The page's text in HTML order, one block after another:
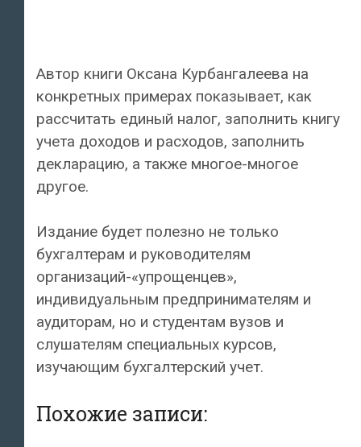
Автор книги Оксана Курбангалеева на
конкретных примерах показывает, как
рассчитать единый налог, заполнить книгу
учета доходов и расходов, заполнить
декларацию, а также многое-многое
другое.
Издание будет полезно не только
бухгалтерам и руководителям
организаций-«упрощенцев»,
индивидуальным предпринимателям и
аудиторам, но и студентам вузов и
слушателям специальных курсов,
изучающим бухгалтерский учет.
Похожие записи: